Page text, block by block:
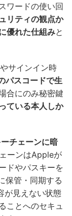
ワードの使い回
リティの観点か
優れた仕組みと
サインイン時
パスコードで生
合にのみ秘密鍵
ている本人しか
チェーンに暗
ーンはAppleが
ドやパスキーを
保管・同期する
が見えない状態
ことへのセキュ